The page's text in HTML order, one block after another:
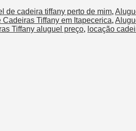
de cadeira tiffany perto de mim,
Cadeiras Tiffany em Itapecerica,
Tiffany aluguel preço, locação